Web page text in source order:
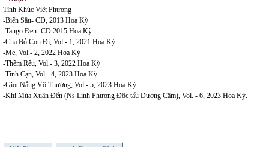
Tình Khúc Việt Phương
-Biển Sầu- CD, 2013 Hoa Kỳ
-Tango Đen- CD 2015 Hoa Kỳ
-Cha Bỏ Con Đi, Vol.- 1, 2021 Hoa Kỳ
-Mẹ, Vol.- 2, 2022 Hoa Kỳ
-Thềm Rêu, Vol.- 3, 2022 Hoa Kỳ
-Tình Cạn, Vol.- 4, 2023 Hoa Kỳ
-Giọt Nắng Vô Thường, Vol.- 5, 2023 Hoa Kỳ
-Khi Mùa Xuân Đến (Ns Linh Phương Độc tấu Dương Cầm), Vol. - 6, 2023 Hoa Kỳ.